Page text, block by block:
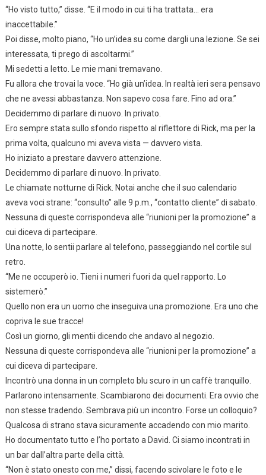
“Ho visto tutto,” disse. “E il modo in cui ti ha trattata… era
inaccettabile.”
Poi disse, molto piano, “Ho un’idea su come dargli una lezione. Se sei
interessata, ti prego di ascoltarmi.”
Mi sedetti a letto. Le mie mani tremavano.
Fu allora che trovai la voce. “Ho già un’idea. In realtà ieri sera pensavo
che ne avessi abbastanza. Non sapevo cosa fare. Fino ad ora.”
Decidemmo di parlare di nuovo. In privato.
Ero sempre stata sullo sfondo rispetto al riflettore di Rick, ma per la
prima volta, qualcuno mi aveva vista — davvero vista.
Ho iniziato a prestare davvero attenzione.
Decidemmo di parlare di nuovo. In privato.
Le chiamate notturne di Rick. Notai anche che il suo calendario
aveva voci strane: “consulto” alle 9 p.m., “contatto cliente” di sabato.
Nessuna di queste corrispondeva alle “riunioni per la promozione” a
cui diceva di partecipare.
Una notte, lo sentii parlare al telefono, passeggiando nel cortile sul
retro.
“Me ne occuperò io. Tieni i numeri fuori da quel rapporto. Lo
sistemerò.”
Quello non era un uomo che inseguiva una promozione. Era uno che
copriva le sue tracce!
Così un giorno, gli mentii dicendo che andavo al negozio.
Nessuna di queste corrispondeva alle “riunioni per la promozione” a
cui diceva di partecipare.
Incontrò una donna in un completo blu scuro in un caffè tranquillo.
Parlarono intensamente. Scambiarono dei documenti. Era ovvio che
non stesse tradendo. Sembrava più un incontro. Forse un colloquio?
Qualcosa di strano stava sicuramente accadendo con mio marito.
Ho documentato tutto e l’ho portato a David. Ci siamo incontrati in
un bar dall’altra parte della città.
“Non è stato onesto con me,” dissi, facendo scivolare le foto e le